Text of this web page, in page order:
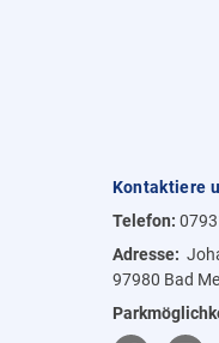
Kontaktiere
Telefon:
Adresse:
97980 Bad